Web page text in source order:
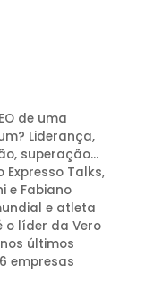
de uma
Liderança,
superação…
Expresso Talks,
e Fabiano
e atleta
o líder da Vero
últimos
empresas